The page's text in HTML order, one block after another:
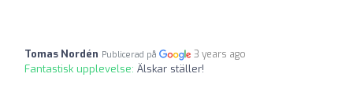
Tomas Nordén Publicerad på 3 years ago
Fantastisk upplevelse: Älskar ställer!